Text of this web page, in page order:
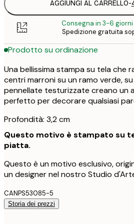
AGGIUNGI AL CARRELLO-
Consegna in 3-6
Spedizione gratuita
Prodotto su ordinazione
Una bellissima stampa su tela che
centri marroni su un ramo verde,
pennellate testurizzate creano un
perfetto per decorare qualsiasi
Profondità: 3,2 cm
Questo motivo è stampato su
piatta.
Questo è un motivo esclusivo,
un designer nel nostro Studio
CANPS53085-5
Storia dei prezzi